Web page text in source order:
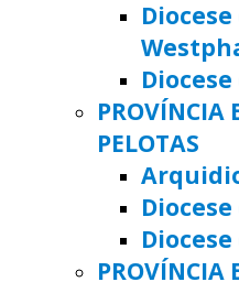
PROVÍNCIA
PELOTAS
PROVÍNCIA